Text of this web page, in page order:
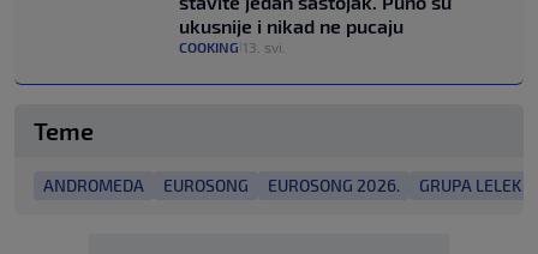
ukusnije i nikad ne pucaju
COOKING 13. svi.
Teme
ANDROMEDA EUROSONG EUROSONG 2026. GRUPA LELEK